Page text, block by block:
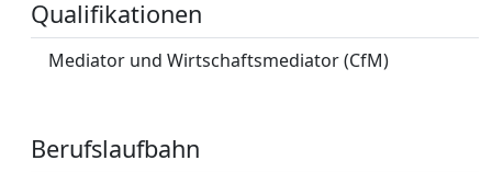
Qualifikationen
Mediator und Wirtschaftsmediator (CfM)
Berufslaufbahn